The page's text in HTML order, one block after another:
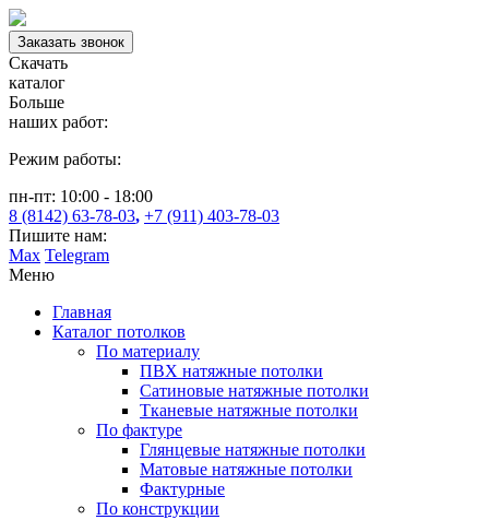
Заказать звонок
Скачать
каталог
Больше
наших работ:
Режим работы:
пн-пт: 10:00 - 18:00
8 (8142) 63-78-03, +7 (911) 403-78-03
Пишите нам:
Max Telegram
Меню
Главная
Каталог потолков
По материалу
ПВХ натяжные потолки
Сатиновые натяжные потолки
Тканевые натяжные потолки
По фактуре
Глянцевые натяжные потолки
Матовые натяжные потолки
Фактурные
По конструкции